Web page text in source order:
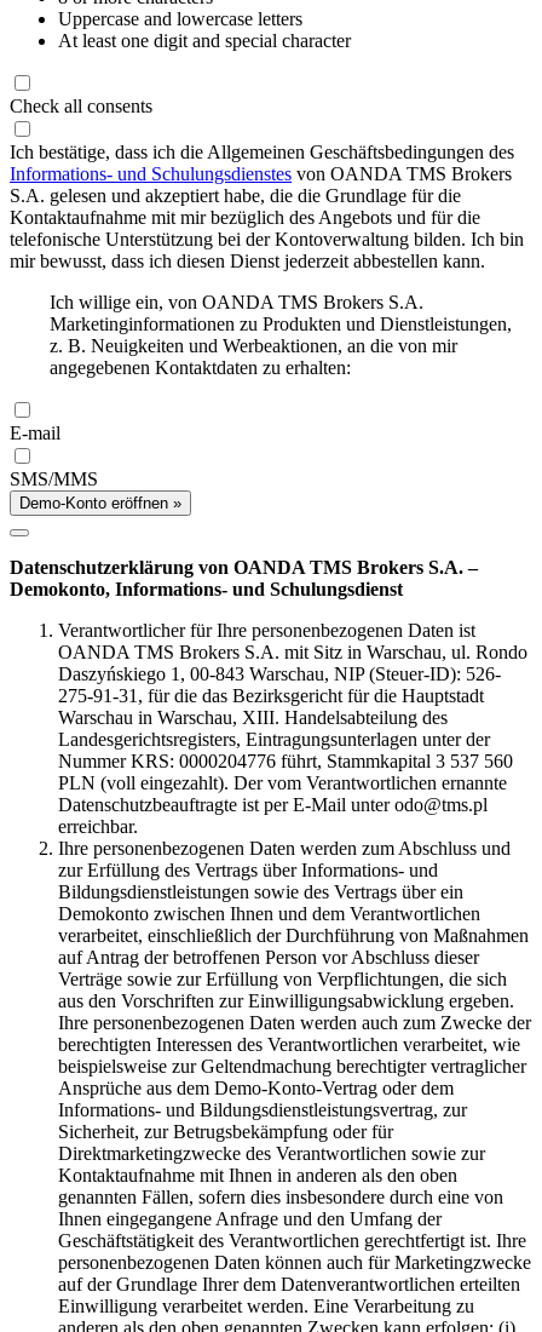
Uppercase and lowercase letters
At least one digit and special character
Check all consents
Ich bestätige, dass ich die Allgemeinen Geschäftsbedingungen des
Informations- und Schulungsdienstes von OANDA TMS Brokers
S.A. gelesen und akzeptiert habe, die die Grundlage für die
Kontaktaufnahme mit mir bezüglich des Angebots und für die
telefonische Unterstützung bei der Kontoverwaltung bilden. Ich bin
mir bewusst, dass ich diesen Dienst jederzeit abbestellen kann.
Ich willige ein, von OANDA TMS Brokers S.A.
Marketinginformationen zu Produkten und Dienstleistungen,
z. B. Neuigkeiten und Werbeaktionen, an die von mir
angegebenen Kontaktdaten zu erhalten:
E-mail
SMS/MMS
Demo-Konto eröffnen »
Datenschutzerklärung von OANDA TMS Brokers S.A. –
Demokonto, Informations- und Schulungsdienst
Verantwortlicher für Ihre personenbezogenen Daten ist
OANDA TMS Brokers S.A. mit Sitz in Warschau, ul. Rondo
Daszyńskiego 1, 00-843 Warschau, NIP (Steuer-ID): 526-
275-91-31, für die das Bezirksgericht für die Hauptstadt
Warschau in Warschau, XIII. Handelsabteilung des
Landesgerichtsregisters, Eintragungsunterlagen unter der
Nummer KRS: 0000204776 führt, Stammkapital 3 537 560
PLN (voll eingezahlt). Der vom Verantwortlichen ernannte
Datenschutzbeauftragte ist per E-Mail unter odo@tms.pl
erreichbar.
Ihre personenbezogenen Daten werden zum Abschluss und
zur Erfüllung des Vertrags über Informations- und
Bildungsdienstleistungen sowie des Vertrags über ein
Demokonto zwischen Ihnen und dem Verantwortlichen
verarbeitet, einschließlich der Durchführung von Maßnahmen
auf Antrag der betroffenen Person vor Abschluss dieser
Verträge sowie zur Erfüllung von Verpflichtungen, die sich
aus den Vorschriften zur Einwilligungsabwicklung ergeben.
Ihre personenbezogenen Daten werden auch zum Zwecke der
berechtigten Interessen des Verantwortlichen verarbeitet, wie
beispielsweise zur Geltendmachung berechtigter vertraglicher
Ansprüche aus dem Demo-Konto-Vertrag oder dem
Informations- und Bildungsdienstleistungsvertrag, zur
Sicherheit, zur Betrugsbekämpfung oder für
Direktmarketingzwecke des Verantwortlichen sowie zur
Kontaktaufnahme mit Ihnen in anderen als den oben
genannten Fällen, sofern dies insbesondere durch eine von
Ihnen eingegangene Anfrage und den Umfang der
Geschäftstätigkeit des Verantwortlichen gerechtfertigt ist. Ihre
personenbezogenen Daten können auch für Marketingzwecke
auf der Grundlage Ihrer dem Datenverantwortlichen erteilten
Einwilligung verarbeitet werden. Eine Verarbeitung zu
anderen als den oben genannten Zwecken kann erfolgen: (i)